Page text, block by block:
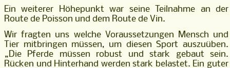
Ein weiterer Höhepunkt war seine Teilnahme an der
Route de Poisson und dem Route de Vin.
Wir fragten uns welche Voraussetzungen Mensch und
Tier mitbringen müssen, um diesen Sport auszuüben.
„Die Pferde müssen robust und stark gebaut sein.
Rücken und Hinterhand werden stark belastet. Ein guter